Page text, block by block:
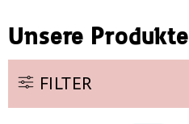
Unsere Produkte
FILTER